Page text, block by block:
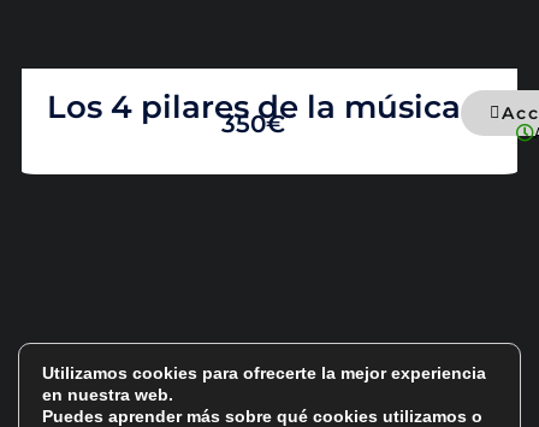
Los 4 pilares de la música
350€
Utilizamos cookies para ofrecerte la mejor experiencia
en nuestra web.
Puedes aprender más sobre qué cookies utilizamos o